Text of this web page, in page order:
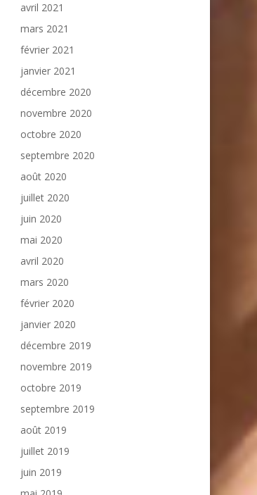
avril 2021
mars 2021
février 2021
janvier 2021
décembre 2020
novembre 2020
octobre 2020
septembre 2020
août 2020
juillet 2020
juin 2020
mai 2020
avril 2020
mars 2020
février 2020
janvier 2020
décembre 2019
novembre 2019
octobre 2019
septembre 2019
août 2019
juillet 2019
juin 2019